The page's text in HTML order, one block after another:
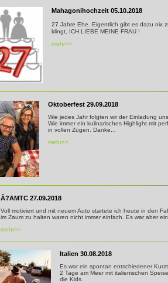
Mahagonihochzeit 05.10.2018
27 Jahre Ehe. Eigentlich gibt es dazu nix
klingt, ICH LIEBE MEINE FRAU !
mehr>>
Oktoberfest 29.09.2018
Wie jedes Jahr folgten wir der Einladung
Wie immer ein kulinarisches Highlight mit
in vollen Zügen. Danke...
mehr>>
Ã?AMTC 27.09.2018
Voll motiviert und mit neuem Auto startete ich heute in den
im Zaum zu halten waren nicht immer einfach. Es war aber
mehr>>
Italien 30.08.2018
Es war ein spontan entschiedener
2 Tage am Meer mit italienischen
die Kids.